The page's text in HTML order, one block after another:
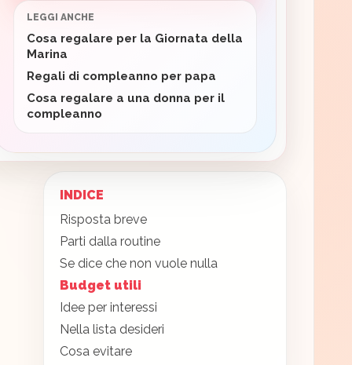
LEGGI ANCHE
Cosa regalare per la Giornata della
Marina
Regali di compleanno per papa
Cosa regalare a una donna per il
compleanno
INDICE
Risposta breve
Parti dalla routine
Se dice che non vuole nulla
Budget utili
Idee per interessi
Nella lista desideri
Cosa evitare